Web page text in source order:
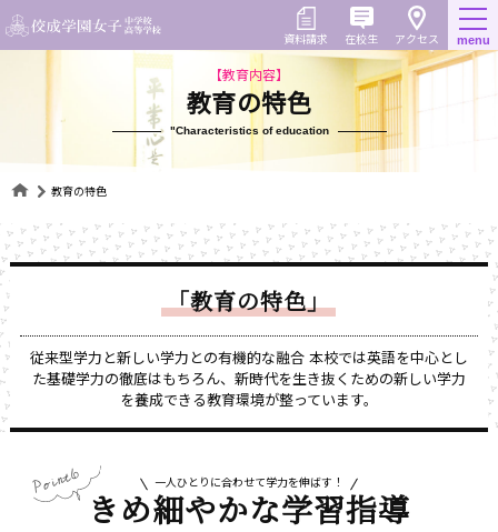
to
content
アクセス
在校生
資料請求 menu
【教育内容】
教育の特色
"Characteristics of education
教育の特色
「教育の特色」
従来型学力と新しい学力との有機的な融合本校では英語を中心とし
た基礎学力の徹底はもちろん、新時代を生き抜くための新しい学力
を養成できる教育環境が整っています。
一人ひとりに合わせて学力を伸ばす！
きめ細やかな学習指導
Point6